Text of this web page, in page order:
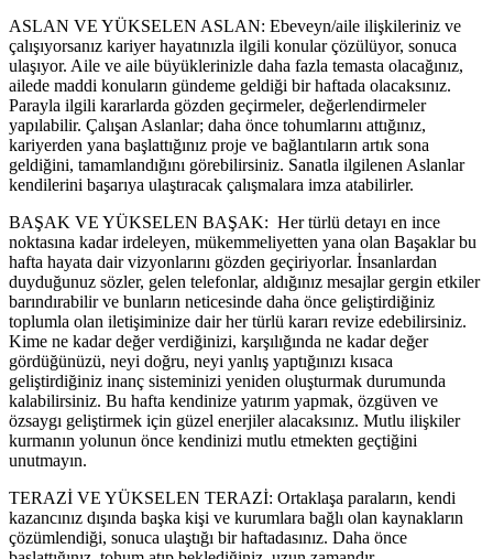
ASLAN VE YÜKSELEN ASLAN: Ebeveyn/aile ilişkileriniz ve
çalışıyorsanız kariyer hayatınızla ilgili konular çözülüyor, sonuca
ulaşıyor. Aile ve aile büyüklerinizle daha fazla temasta olacağınız,
ailede maddi konuların gündeme geldiği bir haftada olacaksınız.
Parayla ilgili kararlarda gözden geçirmeler, değerlendirmeler
yapılabilir. Çalışan Aslanlar; daha önce tohumlarını attığınız,
kariyerden yana başlattığınız proje ve bağlantıların artık sona
geldiğini, tamamlandığını görebilirsiniz. Sanatla ilgilenen Aslanlar
kendilerini başarıya ulaştıracak çalışmalara imza atabilirler.
BAŞAK VE YÜKSELEN BAŞAK: Her türlü detayı en ince
noktasına kadar irdeleyen, mükemmeliyetten yana olan Başaklar bu
hafta hayata dair vizyonlarını gözden geçiriyorlar. İnsanlardan
duyduğunuz sözler, gelen telefonlar, aldığınız mesajlar gergin etkiler
barındırabilir ve bunların neticesinde daha önce geliştirdiğiniz
toplumla olan iletişiminize dair her türlü kararı revize edebilirsiniz.
Kime ne kadar değer verdiğinizi, karşılığında ne kadar değer
gördüğünüzü, neyi doğru, neyi yanlış yaptığınızı kısaca
geliştirdiğiniz inanç sisteminizi yeniden oluşturmak durumunda
kalabilirsiniz. Bu hafta kendinize yatırım yapmak, özgüven ve
özsaygı geliştirmek için güzel enerjiler alacaksınız. Mutlu ilişkiler
kurmanın yolunun önce kendinizi mutlu etmekten geçtiğini
unutmayın.
TERAZİ VE YÜKSELEN TERAZİ: Ortaklaşa paraların, kendi
kazancınız dışında başka kişi ve kurumlara bağlı olan kaynakların
çözümlendiği, sonuca ulaştığı bir haftadasınız. Daha önce